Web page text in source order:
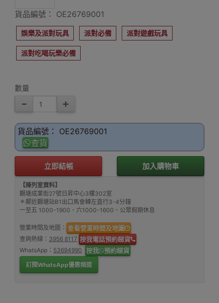
貨品編號： OE26769001
娛樂及派對玩具 派對必備 派對遊戲玩具
派對吃喝玩樂必備
數量
貨品編號： OE26769001
查貨
立即結帳 加入購物車
【陳列室資料】
觀塘成業街27號日昇中心3樓302室
＊鄰近觀塘站B1出口馬會轉左直行3-4分鐘
一至五 1000-1900、六1000-1600、公眾假期休息
營業時間及地圖： 查看營業時間及地圖
查詢熱線： 3956 8117 按我電話預約睇貨
WhatsApp： 53694990 按我 預約睇貨
訂閱WhatsApp優惠頻道